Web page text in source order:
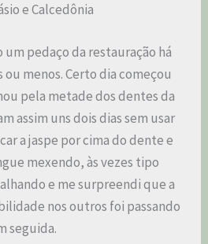
e Calcedônia
pedaço da restauração há
ou menos. Certo dia começou
pela metade dos dentes da
assim uns dois dias sem usar
a jaspe por cima do dente e
mexendo, às vezes tipo
e me surpreendi que a
nos outros foi passando
seguida.